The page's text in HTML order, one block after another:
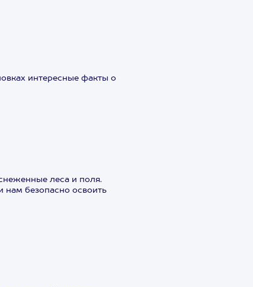
интересные факты о
леса и поля.
нам безопасно освоить